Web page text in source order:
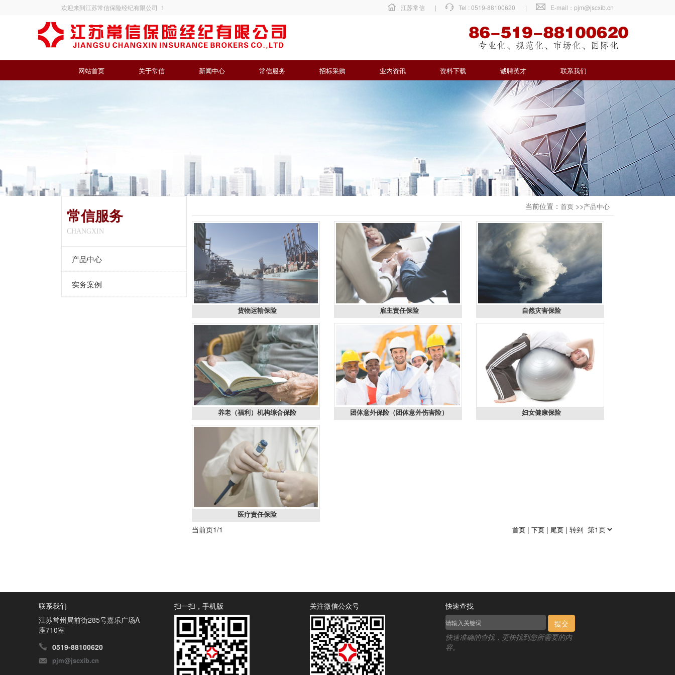
欢迎来到江苏常信保险经纪有限公司 ！ 江苏常信 | Tel : 0519-88100620 | E-mail：pjm@jscxib.cn
网站首页 关于常信 新闻中心 常信服务 招标采购 业内资讯 资料下载 诚聘英才 联系我们
常信服务
CHANGXIN
产品中心
实务案例
当前位置： 首页 >>产品中心
货物运输保险 雇主责任保险 自然灾害保险
养老（福利）机构综合保险 团体意外保险（团体意外伤害险） 妇女健康保险
医疗责任保险
当前页1/1 首页 | 下页 | 尾页 | 转到
联系我们
江苏常州局前街285号嘉乐广场A
座710室
0519-88100620
pjm@jscxib.cn
扫一扫，手机版 关注微信公众号
快速查找
提交
快速准确的查找，更快找到您所需要的内
容。